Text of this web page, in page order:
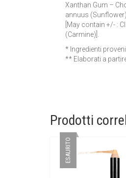
Xanthan Gum –
annuus
[May contain +/- :
(Carmine)].
* Ingredienti
** Elaborati a
Prodotti
ESAURITO